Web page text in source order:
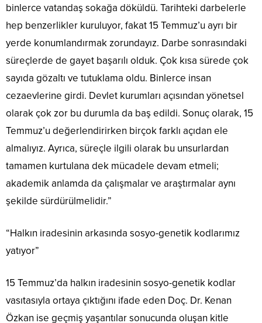
binlerce vatandaş sokağa döküldü. Tarihteki darbelerle
hep benzerlikler kuruluyor, fakat 15 Temmuz’u ayrı bir
yerde konumlandırmak zorundayız. Darbe sonrasındaki
süreçlerde de gayet başarılı olduk. Çok kısa sürede çok
sayıda gözaltı ve tutuklama oldu. Binlerce insan
cezaevlerine girdi. Devlet kurumları açısından yönetsel
olarak çok zor bu durumla da baş edildi. Sonuç olarak, 15
Temmuz’u değerlendirirken birçok farklı açıdan ele
almalıyız. Ayrıca, süreçle ilgili olarak bu unsurlardan
tamamen kurtulana dek mücadele devam etmeli;
akademik anlamda da çalışmalar ve araştırmalar aynı
şekilde sürdürülmelidir.”
“Halkın iradesinin arkasında sosyo-genetik kodlarımız
yatıyor”
15 Temmuz’da halkın iradesinin sosyo-genetik kodlar
vasıtasıyla ortaya çıktığını ifade eden Doç. Dr. Kenan
Özkan ise geçmiş yaşantılar sonucunda oluşan kitle